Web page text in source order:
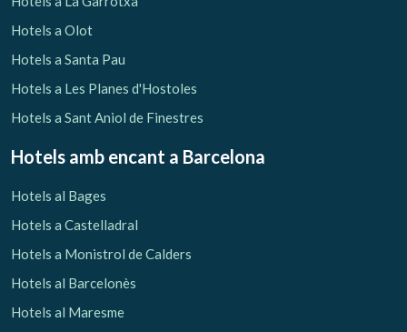
Gestionar la meva reserva
Hotels a Olot
Hotels a Santa Pau
Hotels a Les Planes d'Hostoles
Hotels a Sant Aniol de Finestres
Hotels amb encant a Barcelona
Hotels al Bages
Hotels a Castelladral
Hotels a Monistrol de Calders
Hotels al Barcelonès
Hotels al Maresme